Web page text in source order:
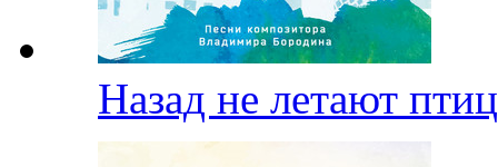
Назад не летают